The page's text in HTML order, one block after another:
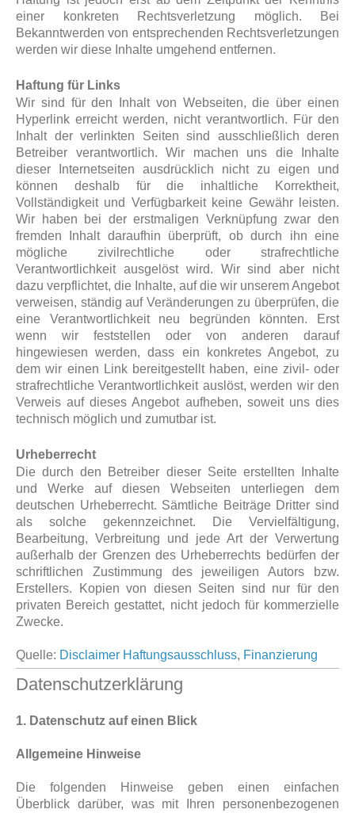
einer konkreten Rechtsverletzung möglich. Bei
Bekanntwerden von entsprechenden Rechtsverletzungen
werden wir diese Inhalte umgehend entfernen.
Haftung für Links
Wir sind für den Inhalt von Webseiten, die über einen
Hyperlink erreicht werden, nicht verantwortlich. Für den
Inhalt der verlinkten Seiten sind ausschließlich deren
Betreiber verantwortlich. Wir machen uns die Inhalte
dieser Internetseiten ausdrücklich nicht zu eigen und
können deshalb für die inhaltliche Korrektheit,
Vollständigkeit und Verfügbarkeit keine Gewähr leisten.
Wir haben bei der erstmaligen Verknüpfung zwar den
fremden Inhalt daraufhin überprüft, ob durch ihn eine
mögliche zivilrechtliche oder strafrechtliche
Verantwortlichkeit ausgelöst wird. Wir sind aber nicht
dazu verpflichtet, die Inhalte, auf die wir unserem Angebot
verweisen, ständig auf Veränderungen zu überprüfen, die
eine Verantwortlichkeit neu begründen könnten. Erst
wenn wir feststellen oder von anderen darauf
hingewiesen werden, dass ein konkretes Angebot, zu
dem wir einen Link bereitgestellt haben, eine zivil- oder
strafrechtliche Verantwortlichkeit auslöst, werden wir den
Verweis auf dieses Angebot aufheben, soweit uns dies
technisch möglich und zumutbar ist.
Urheberrecht
Die durch den Betreiber dieser Seite erstellten Inhalte
und Werke auf diesen Webseiten unterliegen dem
deutschen Urheberrecht. Sämtliche Beiträge Dritter sind
als solche gekennzeichnet. Die Vervielfältigung,
Bearbeitung, Verbreitung und jede Art der Verwertung
außerhalb der Grenzen des Urheberrechts bedürfen der
schriftlichen Zustimmung des jeweiligen Autors bzw.
Erstellers. Kopien von diesen Seiten sind nur für den
privaten Bereich gestattet, nicht jedoch für kommerzielle
Zwecke.
Quelle: Disclaimer Haftungsausschluss, Finanzierung
Datenschutzerklärung
1. Datenschutz auf einen Blick
Allgemeine Hinweise
Die folgenden Hinweise geben einen einfachen
Überblick darüber, was mit Ihren personenbezogenen